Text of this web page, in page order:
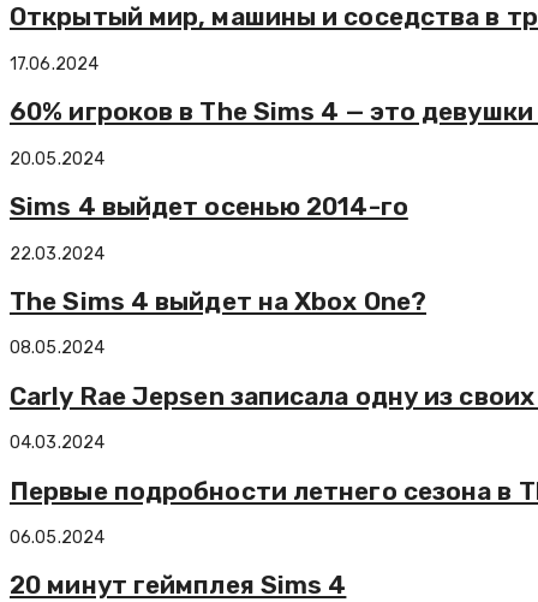
Открытый мир, машины и соседства в
17.06.2024
60% игроков в The Sims 4 — это
20.05.2024
Sims 4 выйдет осенью 2014-го
22.03.2024
The Sims 4 выйдет на Xbox One?
08.05.2024
Carly Rae Jepsen записала одну из
04.03.2024
Первые подробности летнего сезона в
06.05.2024
20 минут геймплея Sims 4